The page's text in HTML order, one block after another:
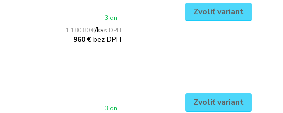
1 180,80 €/ks
960 €bez DPH
3 dni
Zvoliť variant
3 dni
Zvoliť variant